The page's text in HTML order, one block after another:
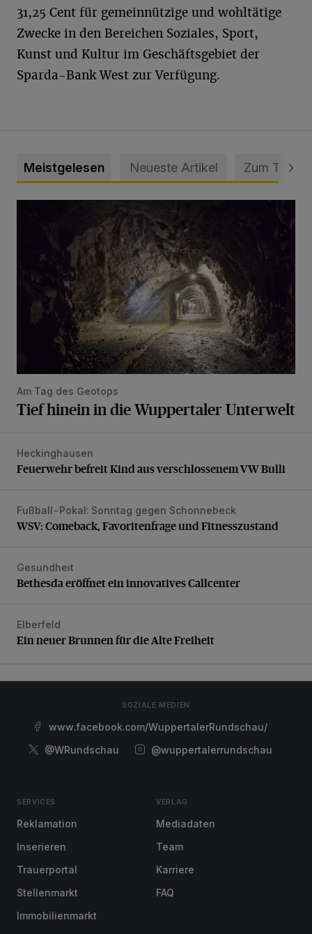
31,25 Cent für gemeinnützige und wohltätige
Zwecke in den Bereichen Soziales, Sport,
Kunst und Kultur im Geschäftsgebiet der
Sparda-Bank West zur Verfügung.
Meistgelesen Neueste Artikel Zum Thema
Am Tag des Geotops
Tief hinein in die Wuppertaler Unterwelt
Feuerwehr befreit Kind aus verschlossenem VW Bulli
Heckinghausen
Feuerwehr befreit Kind aus verschlossenem VW Bulli
WSV: Comeback, Favoritenfrage und Fitnesszustand
Fußball-Pokal: Sonntag gegen Schonnebeck
WSV: Comeback, Favoritenfrage und Fitnesszustand
Bethesda eröffnet ein innovatives Callcenter
Gesundheit
Bethesda eröffnet ein innovatives Callcenter
Ein neuer Brunnen für die Alte Freiheit
Elberfeld
Ein neuer Brunnen für die Alte Freiheit
SOZIALE MEDIEN
www.facebook.com/WuppertalerRundschau/
@WRundschau
@wuppertalerrundschau
SERVICES
Reklamation
Inserieren
Trauerportal
Stellenmarkt
Immobilienmarkt
VERLAG
Mediadaten
Team
Karriere
FAQ